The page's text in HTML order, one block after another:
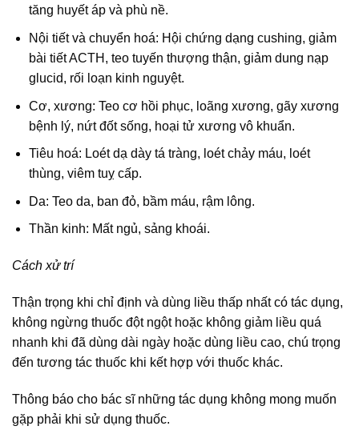
tăng huyết áp và phù nề.
Nội tiết và chuyển hoá: Hội chứng dạng cushing, giảm
bài tiết ACTH, teo tuyến thượng thận, giảm dung nạp
glucid, rối loạn kinh nguyệt.
Cơ, xương: Teo cơ hồi phục, loãng xương, gãy xương
bệnh lý, nứt đốt sống, hoại tử xương vô khuẩn.
Tiêu hoá: Loét dạ dày tá tràng, loét chảy máu, loét
thùng, viêm tuỵ cấp.
Da: Teo da, ban đỏ, bầm máu, rậm lông.
Thần kinh: Mất ngủ, sảng khoái.
Cách xử trí
Thận trọng khi chỉ định và dùng liều thấp nhất có tác dụng,
không ngừng thuốc đột ngột hoặc không giảm liều quá
nhanh khi đã dùng dài ngày hoặc dùng liều cao, chú trọng
đến tương tác thuốc khi kết hợp với thuốc khác.
Thông báo cho bác sĩ những tác dụng không mong muốn
gặp phải khi sử dụng thuốc.